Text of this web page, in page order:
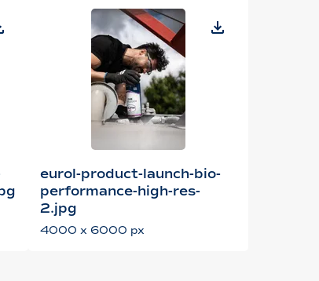
eurol-product-launch-bio-
performance-high-res-
2.jpg
4000 x 6000 px